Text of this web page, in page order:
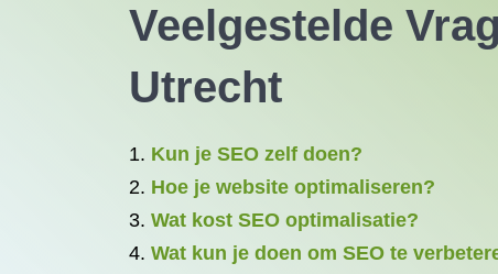
Veelgestelde
Utrecht
Kun je SEO zelf doen?
Hoe je website optimaliseren?
Wat kost SEO optimalisatie?
Wat kun je doen om SEO te